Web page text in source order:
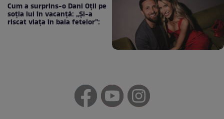
Cum a surprins-o Dani Oțil pe
soția lui în vacanță: „Și-a
riscat viața în baia fetelor”: